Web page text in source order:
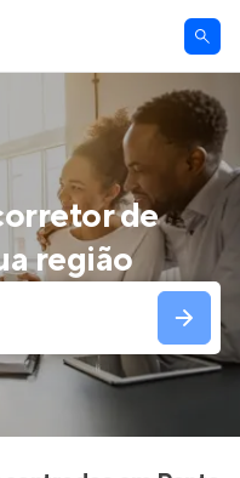
de
região